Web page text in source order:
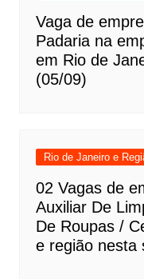
Vaga de
Padaria na
em Rio de
(05/09)
Rio de Janeiro e
02 Vagas de
Auxiliar De
De Roupas /
e região nesta